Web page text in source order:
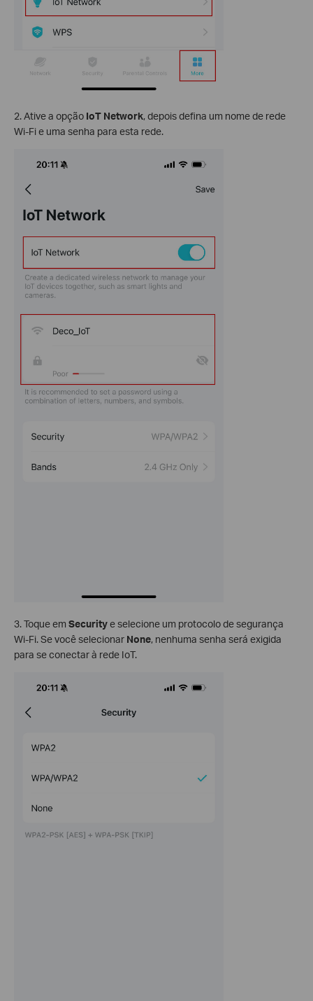
2. Ative a opção IoT Network, depois defina um nome de rede
Wi-Fi e uma senha para esta rede.
3. Toque em Securitye selecione um protocolo de segurança
Wi-Fi. Se você selecionar None, nenhuma senha será exigida
para se conectar à rede IoT.